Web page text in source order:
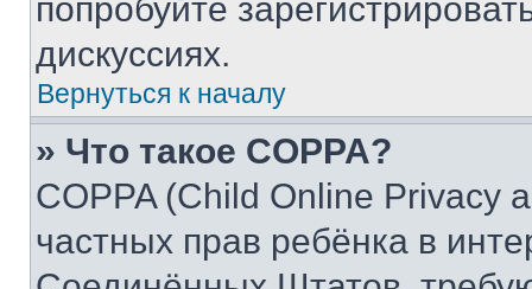
попробуйте
дискуссиях.
Вернуться к началу
» Что такое COPPA?
COPPA (Child Online Privacy
частных прав ребёнка в